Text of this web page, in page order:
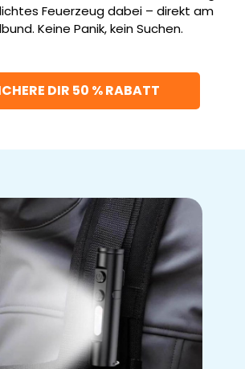
Feuerzeug dabei – direkt am
Keine Panik, kein Suchen.
DIR 50 % RABATT